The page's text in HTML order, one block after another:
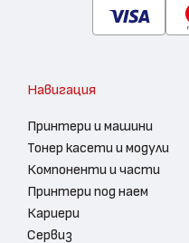
Навигация
Принтери и машини
Тонер касети и модули
Компоненти и части
Принтери под наем
Кариери
Сервиз